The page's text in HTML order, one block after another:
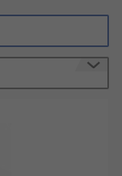
、防水
イズ対
ありま
困難でな